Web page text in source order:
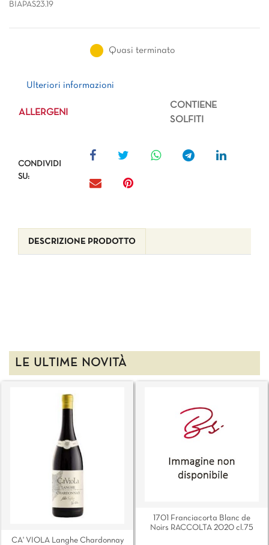
BIAPAS23.19
Quasi terminato
Ulteriori informazioni
Ulteriori informazioni
ALLERGENI
CONTIENE
SOLFITI
CONDIVIDI
SU:
DESCRIZIONE PRODOTTO
LE ULTIME NOVITÀ
CA' VIOLA Langhe Chardonnay
1701 Franciacorta Blanc de
Noirs RACCOLTA 2020 cl.75